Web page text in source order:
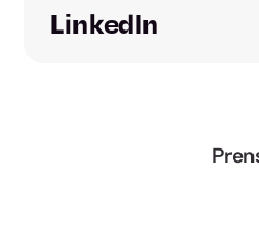
A
LinkedIn